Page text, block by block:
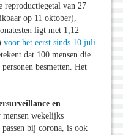
reproductiegetal van 27
op 11 oktober),
ligt met 1,12
voor het eerst sinds 10 juli
dat 100 mensen die
besmetten. Het
en
mensen wekelijks
bij corona, is ook